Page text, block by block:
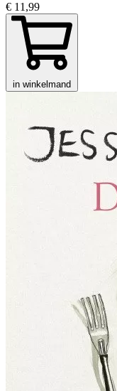
€ 11,99
in winkelmand